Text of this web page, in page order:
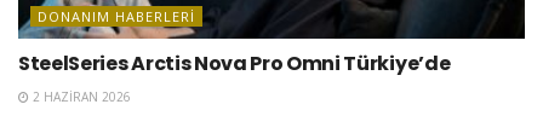
DONANIM HABERLERI
SteelSeries Arctis Nova Pro Omni Türkiye’de
2 HAZIRAN 2026